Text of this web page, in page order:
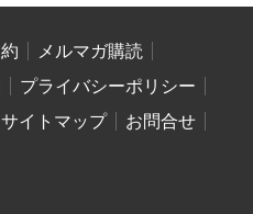
メルマガ購読
プライバシーポリシー
サイトマップ
お問合せ